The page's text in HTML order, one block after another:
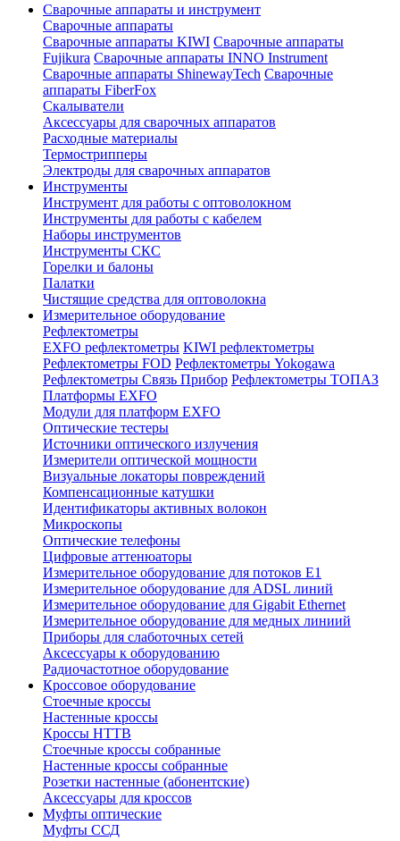
Сварочные аппараты и инструмент
Сварочные аппараты
Сварочные аппараты KIWI Сварочные аппараты
Fujikura Сварочные аппараты INNO Instrument
Сварочные аппараты ShinewayTech Cварочные
аппараты FiberFox
Скалыватели
Аксессуары для сварочных аппаратов
Расходные материалы
Термострипперы
Электроды для сварочных аппаратов
Инструменты
Инструмент для работы с оптоволокном
Инструменты для работы с кабелем
Наборы инструментов
Инструменты СКС
Горелки и балоны
Палатки
Чистящие средства для оптоволокна
Измерительное оборудование
Рефлектометры
EXFO рефлектометры KIWI рефлектометры
Рефлектометры FOD Рефлектометры Yokogawa
Рефлектометры Связь Прибор Рефлектометры ТОПАЗ
Платформы EXFO
Модули для платформ EXFO
Оптические тестеры
Источники оптического излучения
Измерители оптической мощности
Визуальные локаторы повреждений
Компенсационные катушки
Идентификаторы активных волокон
Микроскопы
Оптические телефоны
Цифровые аттенюаторы
Измерительное оборудование для потоков Е1
Измерительное оборудование для ADSL линий
Измерительное оборудование для Gigabit Ethernet
Измерительное оборудование для медных линиий
Приборы для слаботочных сетей
Аксессуары к оборудованию
Радиочастотное оборудование
Кроссовое оборудование
Стоечные кроссы
Настенные кроссы
Кроссы HTTB
Стоечные кроссы собранные
Настенные кроссы собранные
Розетки настенные (абонентские)
Аксессуары для кроссов
Муфты оптические
Муфты ССД